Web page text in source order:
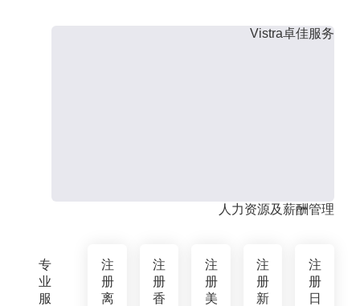
专
业
服
Vistra卓佳服务
人力资源及薪酬管理
注
册
离
注
册
香
注
册
美
注
册
新
注
册
日